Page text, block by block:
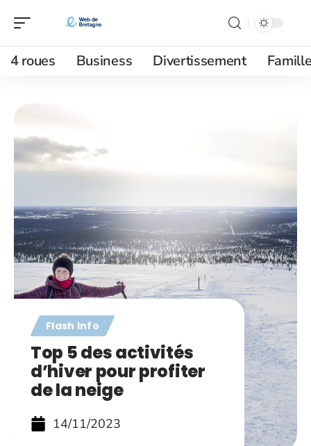
4 roues Business Divertissement
Flash Info
Top 5 des activités
d’hiver pour profiter
de la neige
14/11/2023